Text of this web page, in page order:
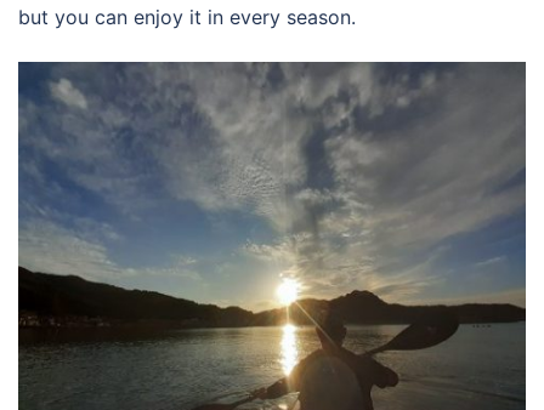
but you can enjoy it in every season.